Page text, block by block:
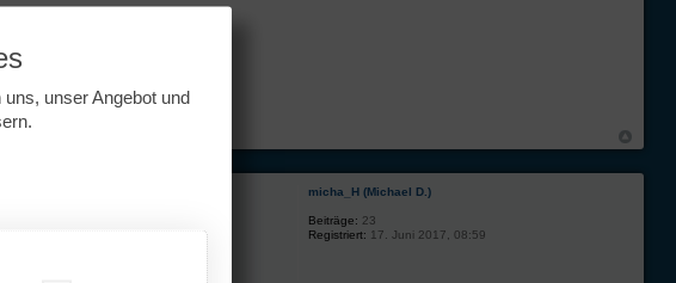
micha_H (Michael D.)
Beiträge: 23
Registriert: 17. Juni 2017, 08:59
unser Angebot und